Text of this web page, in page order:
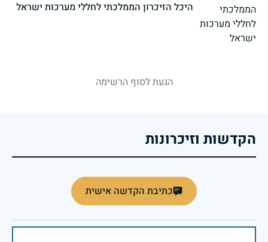
היכל הזיכרון הממלכתי לחללי מערכות ישראל
הגעת לסוף הרשימה
הקדשות וזיכרונות
כתיבת הקדשה אישית